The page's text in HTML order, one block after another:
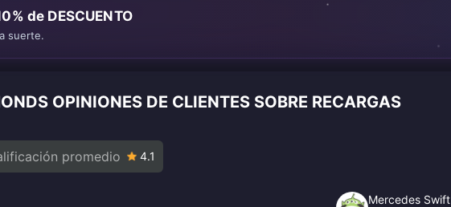
de DESCUENTO
suerte.
OPINIONES DE CLIENTES SOBRE RECARGAS
promedio 4.1
Mercedes Swift